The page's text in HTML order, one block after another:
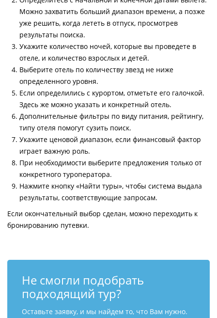
Можно захватить больший диапазон времени, а позже
уже решить, когда лететь в отпуск, просмотрев
результаты поиска.
Укажите количество ночей, которые вы проведете в
отеле, и количество взрослых и детей.
Выберите отель по количеству звезд не ниже
определенного уровня.
Если определились с курортом, отметьте его галочкой.
Здесь же можно указать и конкретный отель.
Дополнительные фильтры по виду питания, рейтингу,
типу отеля помогут сузить поиск.
Укажите ценовой диапазон, если финансовый фактор
играет важную роль.
При необходимости выберите предложения только от
конкретного туроператора.
Нажмите кнопку «Найти туры», чтобы система выдала
результаты, соответствующие запросам.
Если окончательный выбор сделан, можно переходить к
бронированию путевки.
Не смогли подобрать
подходящий тур?
Оставьте заявку, и мы найдем то, что Вам нужно.